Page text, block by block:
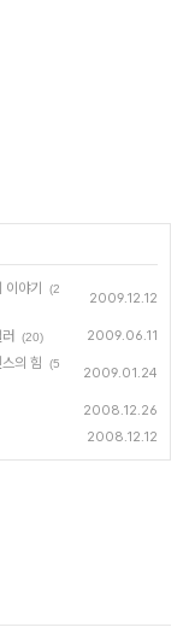
이야기
(2
2009.12.12
(20) 2009.06.11
의 힘
(5
2009.01.24
2008.12.26
2008.12.12